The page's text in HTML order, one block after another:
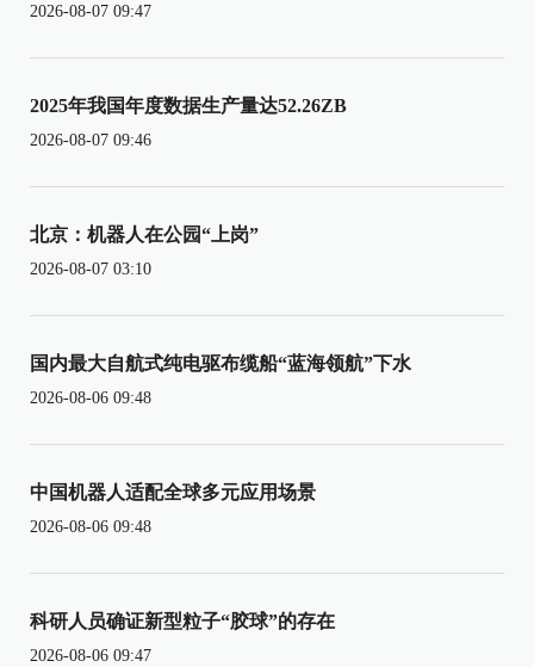
2026-08-07 09:47
2025年我国年度数据生产量达52.26ZB
2026-08-07 09:46
北京：机器人在公园“上岗”
2026-08-07 03:10
国内最大自航式纯电驱布缆船“蓝海领航”下水
2026-08-06 09:48
中国机器人适配全球多元应用场景
2026-08-06 09:48
科研人员确证新型粒子“胶球”的存在
2026-08-06 09:47